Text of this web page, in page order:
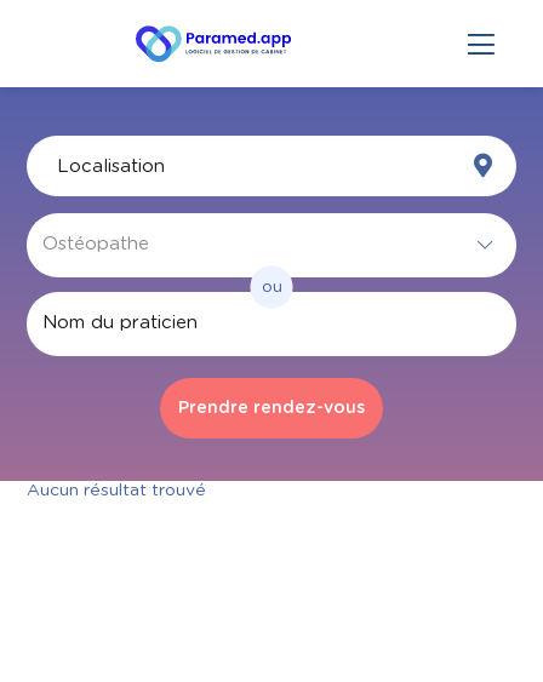
Par nom
ou
Aucun résultat trouvé